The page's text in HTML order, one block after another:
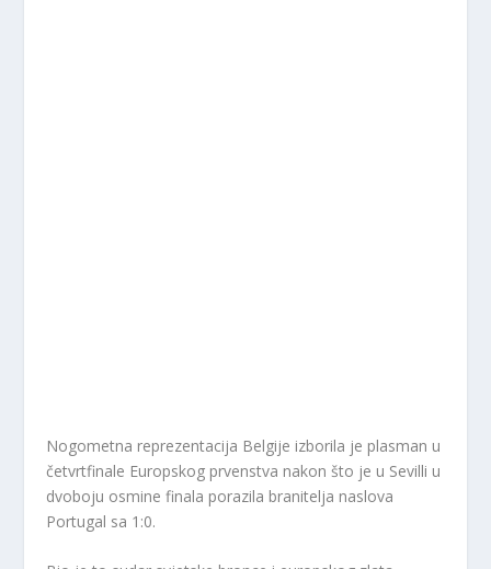
Nogometna reprezentacija Belgije izborila je plasman u
četvrtfinale Europskog prvenstva nakon što je u Sevilli u
dvoboju osmine finala porazila branitelja naslova
Portugal sa 1:0.